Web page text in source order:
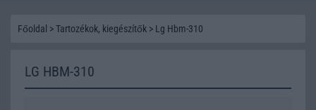
Főoldal >Tartozékok, kiegészítők > Lg Hbm-310
LG HBM-310